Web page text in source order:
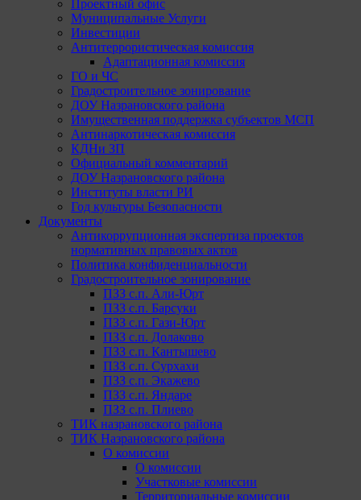
Проектный офис
Муниципальные Услуги
Инвестиции
Антитеррористическая комиссия
Адаптационная комиссия
ГО и ЧС
Градостроительное зонирование
ДОУ Назрановского района
Имущественная поддержка субъектов МСП
Антинаркотическая комиссия
КДНи ЗП
Официальный комментарий
ДОУ Назрановского района
Институты власти РИ
Год культуры Безопасности
Документы
Антикоррупционная экспертиза проектов
нормативных правовых актов
Политика конфиденциальности
Градостроительное зонирование
ПЗЗ с.п. Али-Юрт
ПЗЗ с.п. Барсуки
ПЗЗ с.п. Гази-Юрт
ПЗЗ с.п. Долаково
ПЗЗ с.п. Кантышево
ПЗЗ с.п. Сурхахи
ПЗЗ с.п. Экажево
ПЗЗ с.п. Яндаре
ПЗЗ с.п. Плиево
ТИК назрановского района
ТИК Назрановского района
О комиссии
О комиссии
Участковые комиссии
Территориальные комиссии